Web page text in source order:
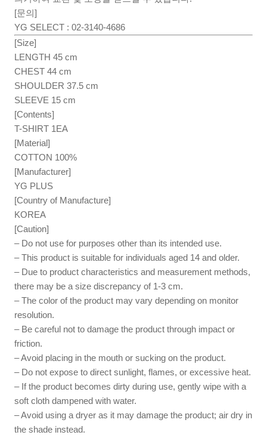
[문의]
YG SELECT : 02-3140-4686
[Size]
LENGTH 45 cm
CHEST 44 cm
SHOULDER 37.5 cm
SLEEVE 15 cm
[Contents]
T-SHIRT 1EA
[Material]
COTTON 100%
[Manufacturer]
YG PLUS
[Country of Manufacture]
KOREA
[Caution]
– Do not use for purposes other than its intended use.
– This product is suitable for individuals aged 14 and older.
– Due to product characteristics and measurement methods,
there may be a size discrepancy of 1-3 cm.
– The color of the product may vary depending on monitor
resolution.
– Be careful not to damage the product through impact or
friction.
– Avoid placing in the mouth or sucking on the product.
– Do not expose to direct sunlight, flames, or excessive heat.
– If the product becomes dirty during use, gently wipe with a
soft cloth dampened with water.
– Avoid using a dryer as it may damage the product; air dry in
the shade instead.